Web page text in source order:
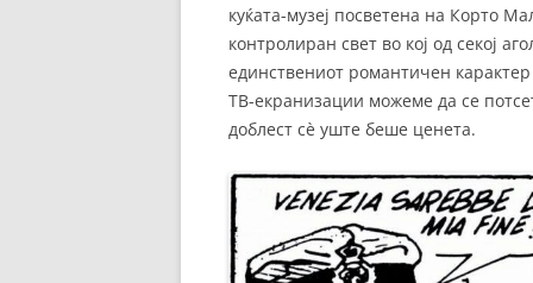
куќата-музеј посветена на Корто
контролиран свет во кој од секој
единствениот романтичен
ТВ-екранизации можеме да се
доблест сè уште беше ценета.